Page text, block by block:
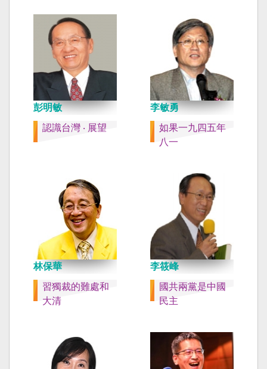
彭明敏
認識台灣 ‧ 展望
李敏勇
如果一九四五年
八一
林保華
習獨裁的難處和
大清
李筱峰
國共兩黨是中國
民主